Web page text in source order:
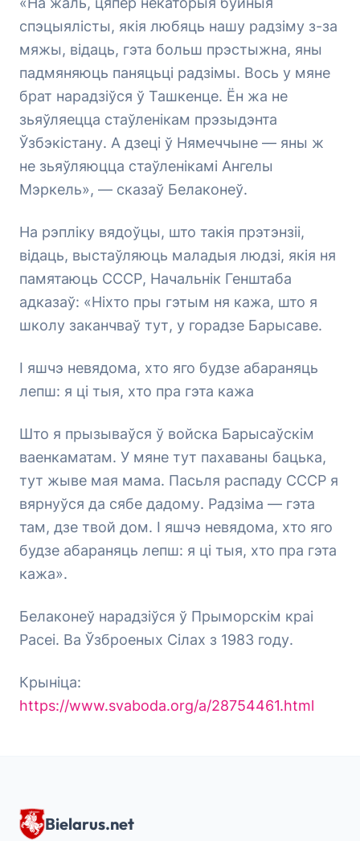
спэцыялісты, якія любяць нашу радзіму з-за
мяжы, відаць, гэта больш прэстыжна, яны
падмяняюць паняцьці радзімы. Вось у мяне
брат нарадзіўся ў Ташкенце. Ён жа не
зьяўляецца стаўленікам прэзыдэнта
Ўзбэкістану. А дзеці ў Нямеччыне — яны ж
не зьяўляюцца стаўленікамі Ангелы
Мэркель», — сказаў Белаконеў.
На рэпліку вядоўцы, што такія прэтэнзіі,
відаць, выстаўляюць маладыя людзі, якія ня
памятаюць СССР, Начальнік Генштаба
адказаў: «Ніхто пры гэтым ня кажа, што я
школу заканчваў тут, у горадзе Барысаве.
І яшчэ невядома, хто яго будзе абараняць
лепш: я ці тыя, хто пра гэта кажа
Што я прызываўся ў войска Барысаўскім
ваенкаматам. У мяне тут пахаваны бацька,
тут жыве мая мама. Пасьля распаду СССР я
вярнуўся да сябе дадому. Радзіма — гэта
там, дзе твой дом. І яшчэ невядома, хто яго
будзе абараняць лепш: я ці тыя, хто пра гэта
кажа».
Белаконеў нарадзіўся ў Прыморскім краі
Расеі. Ва Ўзброеных Сілах з 1983 году.
Крыніца:
https://www.svaboda.org/a/28754461.html
Bielarus.net